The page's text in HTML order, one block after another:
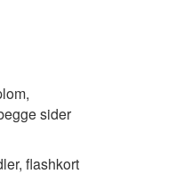
sider
flashkort